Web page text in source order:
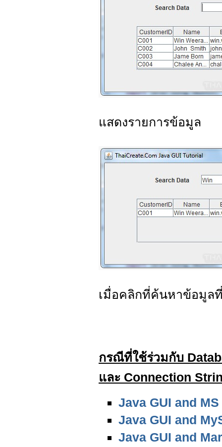
แสดงรายการข้อมูล
เมื่อคลิกที่ค้นหาข้อมูล
กรณีที่ใช้ร่วมกับ
และ Connection
Java GUI and
Java GUI and
Java GUI and